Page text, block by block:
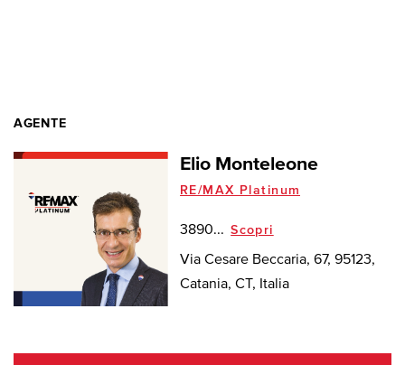
AGENTE
Elio Monteleone
RE/MAX Platinum
3890... Scopri
Via Cesare Beccaria, 67, 95123,
Catania, CT, Italia